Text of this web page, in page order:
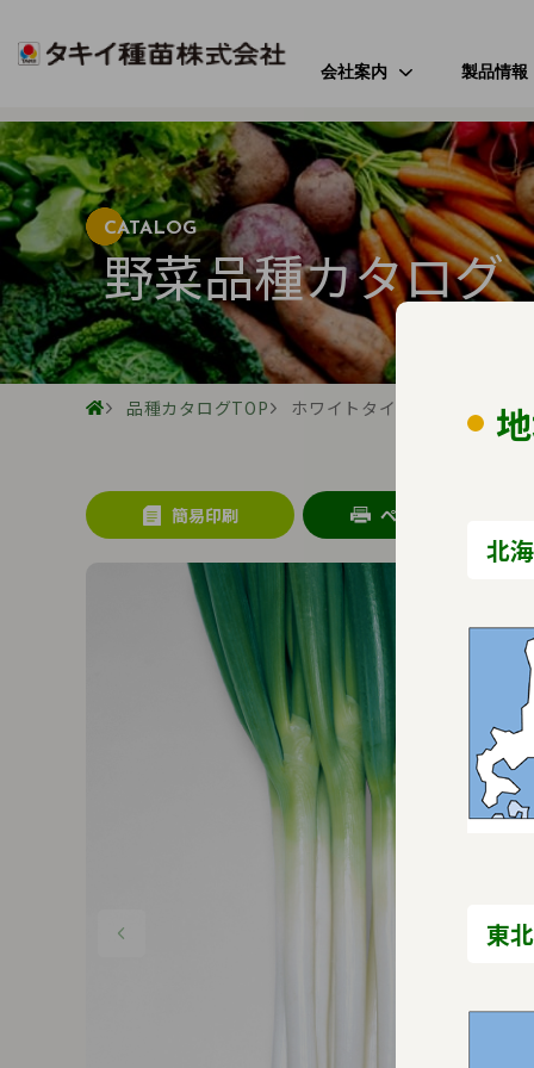
会社案内
ご挨拶
会社のミッション
会社概要
歴史・沿革
事業所案内
アクセス
受賞歴
製品情報
野菜
花
芝・緑化
農園芸
CATALOG
野菜品種カタログ
品種カタログTOP ホワイトタイガー
簡易印刷 ページ印刷
北
東北